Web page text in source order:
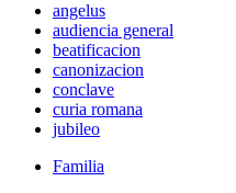
angelus
audiencia general
beatificacion
canonizacion
conclave
curia romana
jubileo
Familia